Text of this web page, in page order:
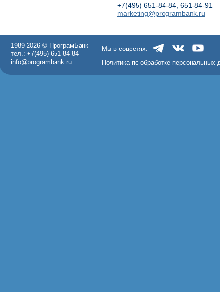
+7(495) 651-84-84, 651-84-91
marketing@programbank.ru
1989-2026 © ПрограмБанк
тел.: +7(495) 651-84-84
info@programbank.ru
Мы в соцсетях:
Политика по обработке персональных